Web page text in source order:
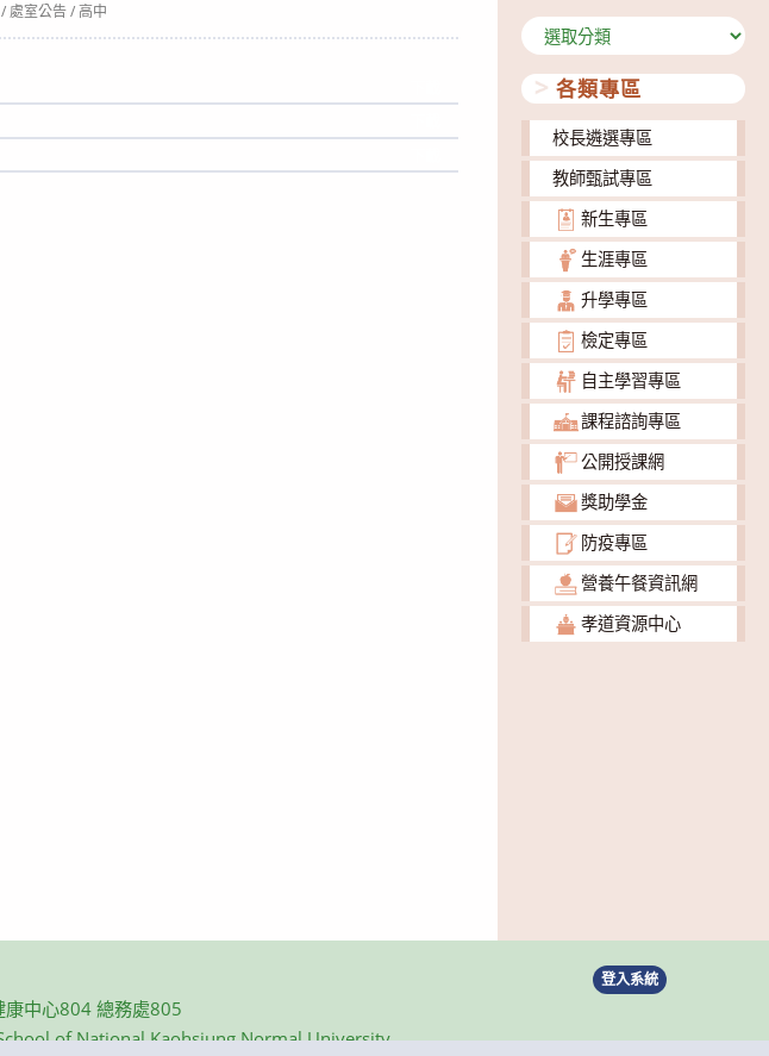
/ 處室公告 / 高中
分
類
各類專區
校長遴選專區
教師甄試專區
新生專區
生涯專區
升學專區
檢定專區
自主學習專區
課程諮詢專區
公開授課網
獎助學金
防疫專區
營養午餐資訊網
孝道資源中心
中心804 總務處805
of National Kaohsiung Normal University
登入系統